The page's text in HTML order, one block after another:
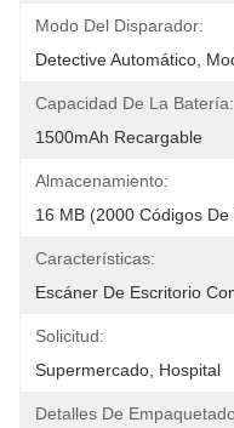
Modo Del Disparador:
Detective Automático,
Capacidad De La Batería:
1500mAh Recargable
Almacenamiento:
16 MB (2000 Códigos
Características:
Escáner De Escritorio
Solicitud:
Supermercado, Hospital
Detalles De